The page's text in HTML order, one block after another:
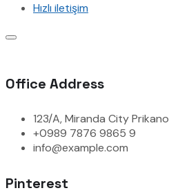
Hızlı iletişim
Office Address
123/A, Miranda City Prikano
+0989 7876 9865 9
info@example.com
Pinterest